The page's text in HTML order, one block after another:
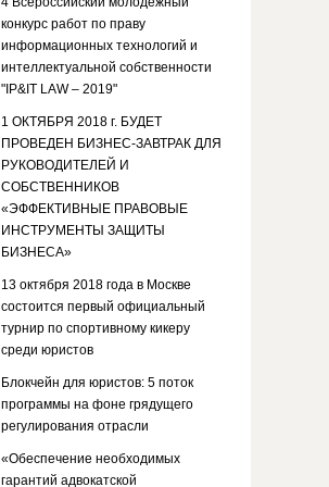
конкурс работ по праву
информационных технологий и
интеллектуальной собственности
"IP&IT LAW – 2019"
1 ОКТЯБРЯ 2018 г. БУДЕТ
ПРОВЕДЕН БИЗНЕС-ЗАВТРАК ДЛЯ
РУКОВОДИТЕЛЕЙ И
СОБСТВЕННИКОВ
«ЭФФЕКТИВНЫЕ ПРАВОВЫЕ
ИНСТРУМЕНТЫ ЗАЩИТЫ
БИЗНЕСА»
13 октября 2018 года в Москве
состоится первый официальный
турнир по спортивному кикеру
среди юристов
Блокчейн для юристов: 5 поток
программы на фоне грядущего
регулирования отрасли
«Обеспечение необходимых
гарантий адвокатской